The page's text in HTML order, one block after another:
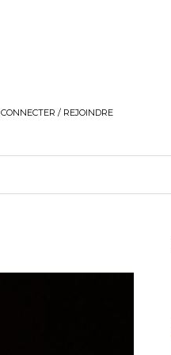
CONNECTER / REJOINDRE